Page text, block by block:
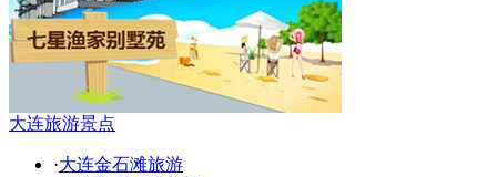
大连旅游景点
·大连金石滩旅游